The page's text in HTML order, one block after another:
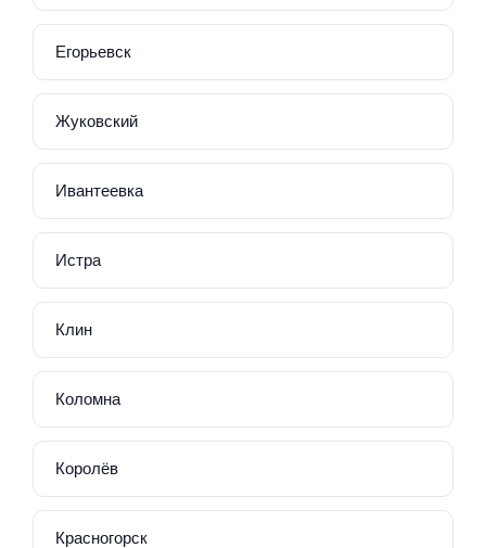
Егорьевск
Жуковский
Ивантеевка
Истра
Клин
Коломна
Королёв
Красногорск